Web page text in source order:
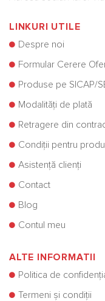
LINKURI UTILE
Despre noi
Formular Cerere
Produse pe SICAP/
Modalități de plată
Retragere din
Condiții pentru
Asistență clienți
Contact
Blog
Contul meu
ALTE INFORMATII
Politica de
Termeni și condiții